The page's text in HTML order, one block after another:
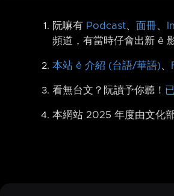
阮嘛有 Podcast、 面冊、
頻道，有當時仔會出新 ê
本站 ê 介紹 (台語/華語)、
看無台文？阮讀予你聽！
本網站 2025 年度由文化